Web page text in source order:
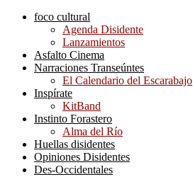
foco cultural
Agenda Disidente
Lanzamientos
Asfalto Cinema
Narraciones Transeúntes
El Calendario del Escarabajo
Inspírate
KitBand
Instinto Forastero
Alma del Río
Huellas disidentes
Opiniones Disidentes
Des-Occidentales